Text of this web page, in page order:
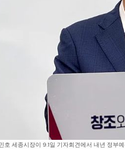
호 세종시장이 9.1일 기자회견에서 내년 정부